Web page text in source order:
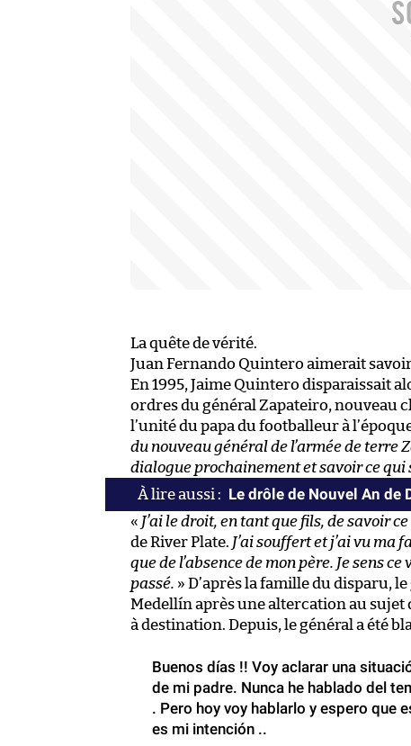
La quête de vérité.
Juan Fernando Quintero aimerait
En 1995, Jaime Quintero disparaissait
ordres du général Zapateiro, nouveau
l’unité du papa du footballeur à
du nouveau général de l’armée de terre
dialogue prochainement et savoir ce qui
Le drôle de Nouvel An de
« J’ai le droit, en tant que fils, de savoir
de River Plate. J’ai souffert et j’ai vu
que de l’absence de mon père. Je sens
passé. » D’après la famille du disparu,
Medellín après une altercation au sujet
à destination. Depuis, le général a été
Buenos días !! Voy aclarar una
de mi padre. Nunca he hablado del
. Pero hoy voy hablarlo y espero que
es mi intención ..